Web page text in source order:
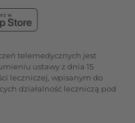
telemedycznych jest
ustawy z dnia 15
leczniczej, wpisanym do
działalność leczniczą pod